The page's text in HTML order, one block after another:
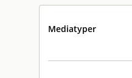
Mediatyper